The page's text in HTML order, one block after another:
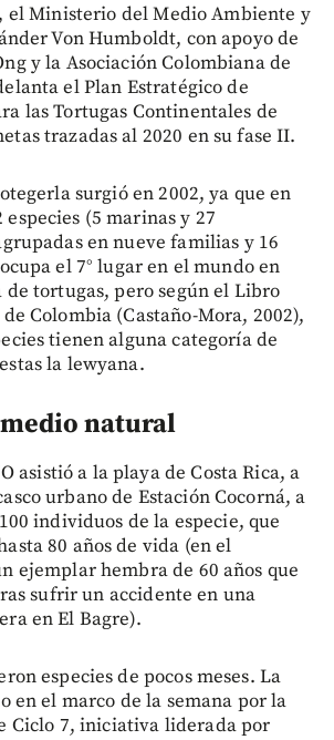
el Ministerio del Medio Ambiente y
Von Humboldt, con apoyo de
y la Asociación Colombiana de
el Plan Estratégico de
las Tortugas Continentales de
trazadas al 2020 en su fase II.
surgió en 2002, ya que en
(5 marinas y 27
en nueve familias y 16
el 7° lugar en el mundo en
de tortugas, pero según el Libro
Colombia (Castaño-Mora, 2002),
tienen alguna categoría de
la lewyana.
natural
asistió a la playa de Costa Rica, a
urbano de Estación Cocorná, a
individuos de la especie, que
80 años de vida (en el
ejemplar hembra de 60 años que
sufrir un accidente en una
en El Bagre).
especies de pocos meses. La
en el marco de la semana por la
Ciclo 7, iniciativa liderada por